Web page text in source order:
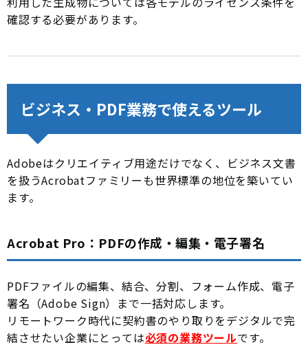
確認する必要があります。
ビジネス・PDF業務で使えるツール
Adobeはクリエイティブ用途だけでなく、ビジネス文書
を扱うAcrobatファミリーも世界標準の地位を築いてい
ます。
Acrobat Pro：PDFの作成・編集・電子署名
PDFファイルの編集、結合、分割、フォーム作成、電子
署名（Adobe Sign）まで一括対応します。
リモートワーク時代に契約書のやり取りをデジタルで完
結させたい企業にとっては必須の業務ツールです。